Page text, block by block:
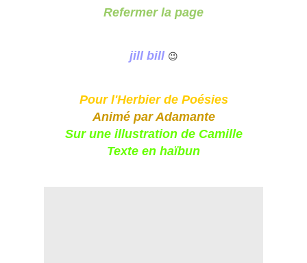
Refermer la page
jill bill 😉
Pour l'Herbier de Poésies
Animé par Adamante
Sur une illustration de Camille
Texte en haïbun